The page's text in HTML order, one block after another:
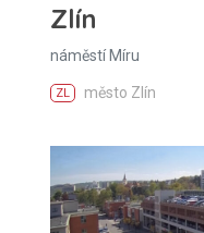
Zlín
náměstí Míru
ZL město Zlín